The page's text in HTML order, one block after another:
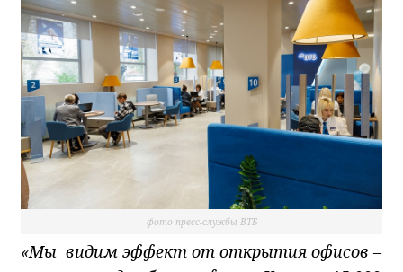
фото пресс-службы ВТБ
«Мы видим эффект от открытия офисов –